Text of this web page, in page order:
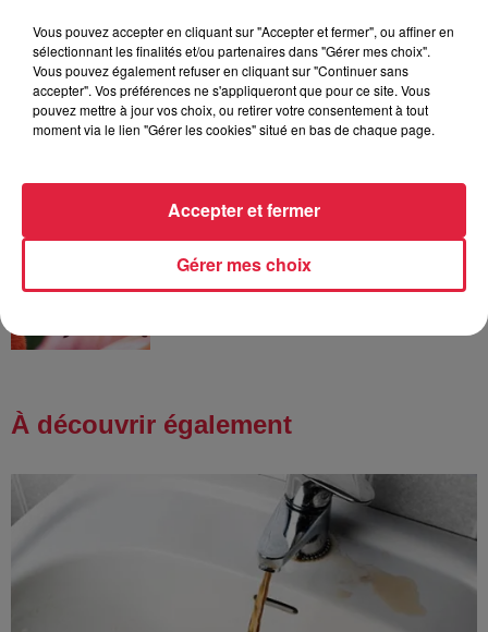
6 août 2026
Tags antisémites à Strasbourg :
Catherine Trautmann réagit
6 août 2026
Au zoo de Mulhouse : rencontre
avec les flamants rouges
À découvrir également
Vous pouvez accepter en cliquant sur "Accepter et fermer", ou affiner en
sélectionnant les finalités et/ou partenaires dans "Gérer mes choix".
Vous pouvez également refuser en cliquant sur "Continuer sans
accepter". Vos préférences ne s'appliqueront que pour ce site. Vous
pouvez mettre à jour vos choix, ou retirer votre consentement à tout
moment via le lien "Gérer les cookies" situé en bas de chaque page.
Gérer mes choix
Accepter et fermer